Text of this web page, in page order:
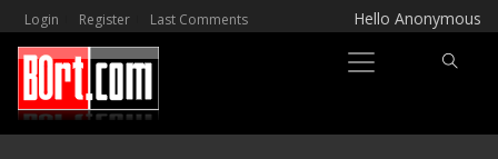
Hello Anonymous
Login Register Last Comments